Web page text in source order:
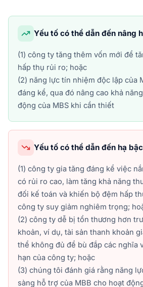
Yếu tố có thể dẫn đến nâng
(1) công ty tăng thêm vốn mới để
hấp thụ rủi ro; hoặc
(2) năng lực tín nhiệm độc lập của
đáng kể, qua đó nâng cao khả
động của MBS khi cần thiết
Yếu tố có thể dẫn đến hạ bậc
(1) công ty gia tăng đáng kể việc
có rủi ro cao, làm tăng khả năng
đối kế toán và khiến bộ đệm hấp
công ty suy giảm nghiêm trọng;
(2) công ty dễ bị tổn thương hơn
khoản, ví dụ, tài sản thanh khoản
thể không đủ để bù đắp các nghĩa
hạn của công ty; hoặc
(3) chúng tôi đánh giá rằng năng
sàng hỗ trợ của MBB cho hoạt